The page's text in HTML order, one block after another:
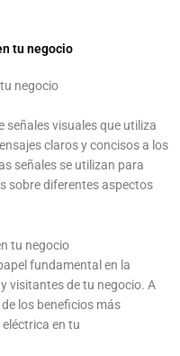
tu negocio
negocio
señales visuales que utiliza
claros y concisos a los
señales se utilizan para
sobre diferentes aspectos
tu negocio
fundamental en la
visitantes de tu negocio. A
los beneficios más
en tu